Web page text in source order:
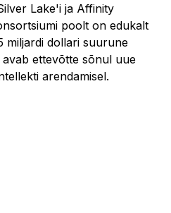
Lake'i ja Affinity
poolt on edukalt
miljardi dollari suurune
ettevõtte sõnul uue
arendamisel.